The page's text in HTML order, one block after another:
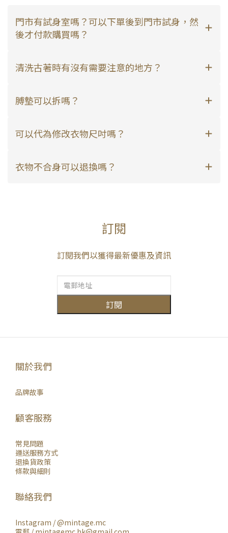
門市有試身室嗎？可以下單後到門市試身，然
後才付款購買嗎？
清洗古著時有沒有需要注意的地方？
膊墊可以拆嗎？
可以代為修改衣物尺吋嗎？
衣物不合身可以退換嗎？
訂閱
訂閱我們以獲得最新優惠及資訊
訂閱
關於我們
品牌故事
顧客服務
常見問題
運送服務方式
退換貨政策
條款與細則
聯絡我們
Instagram /@mintage.mc